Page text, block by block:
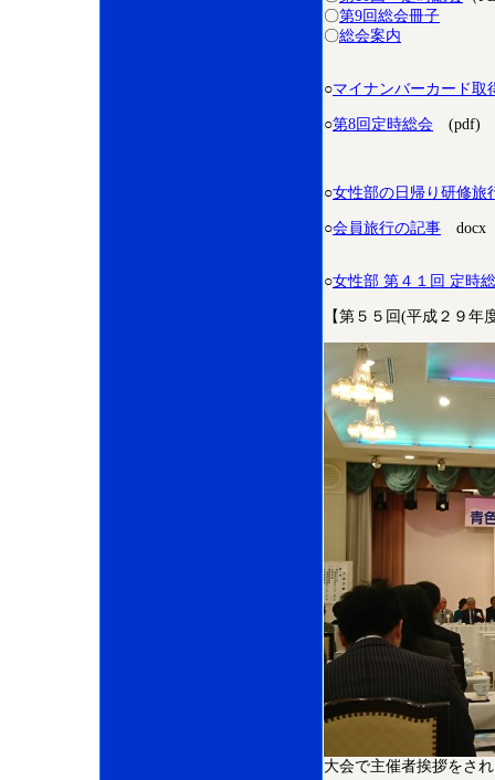
〇第9回総会冊子
〇総会案内
○マイナンバーカード取
○第8回定時総会 (pdf)
○女性部の日帰り研修旅
○会員旅行の記事 docx
○女性部 第４１回 定時
【第５５回(平成２９
大会で主催者挨拶をさ